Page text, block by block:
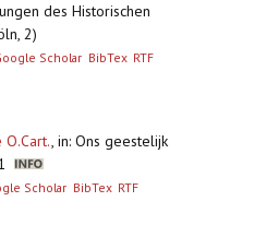
des Historischen
2)
Scholar BibTex RTF
, in: Ons geestelijk
Scholar BibTex RTF